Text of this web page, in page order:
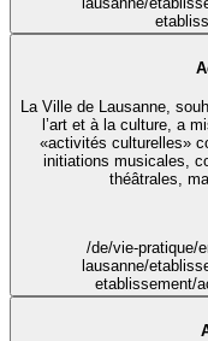
La Ville de Lausanne,
l’art et à la culture, a
«activités culturelles»
initiations musicales,
théâtrales,
/de/vie-pratique/
lausanne/
etablissement/